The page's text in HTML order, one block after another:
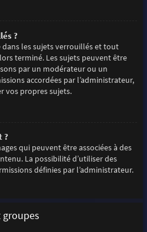
?
les sujets verrouillés et tout
terminé. Les sujets peuvent être
par un modérateur ou un
accordées par l’administrateur,
vos propres sujets.
?
qui peuvent être associées à des
La possibilité d’utiliser des
définies par l’administrateur.
groupes